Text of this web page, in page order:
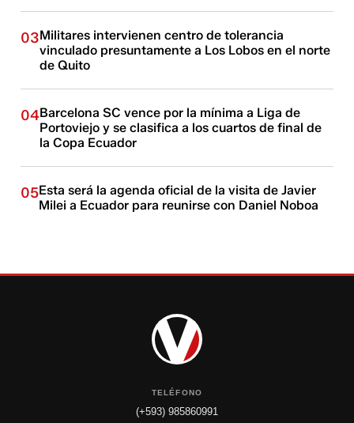
03Militares intervienen centro de tolerancia
vinculado presuntamente a Los Lobos en el norte
de Quito
04Barcelona SC vence por la mínima a Liga de
Portoviejo y se clasifica a los cuartos de final de
la Copa Ecuador
05Esta será la agenda oficial de la visita de Javier
Milei a Ecuador para reunirse con Daniel Noboa
TELÉFONO
(+593) 985860991